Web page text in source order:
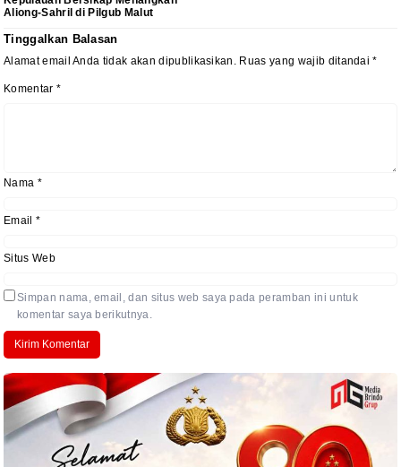
Aliong-Sahril di Pilgub Malut
Tinggalkan Balasan
Alamat email Anda tidak akan dipublikasikan. Ruas yang wajib ditandai*
Komentar *
Nama *
Email *
Situs Web
Simpan nama, email, dan situs web saya pada peramban ini untuk
komentar saya berikutnya.